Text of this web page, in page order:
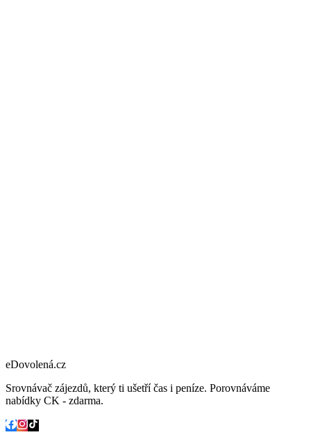
eDovolená.cz
Srovnávač zájezdů, který ti ušetří čas i peníze. Porovnáváme
nabídky CK - zdarma.